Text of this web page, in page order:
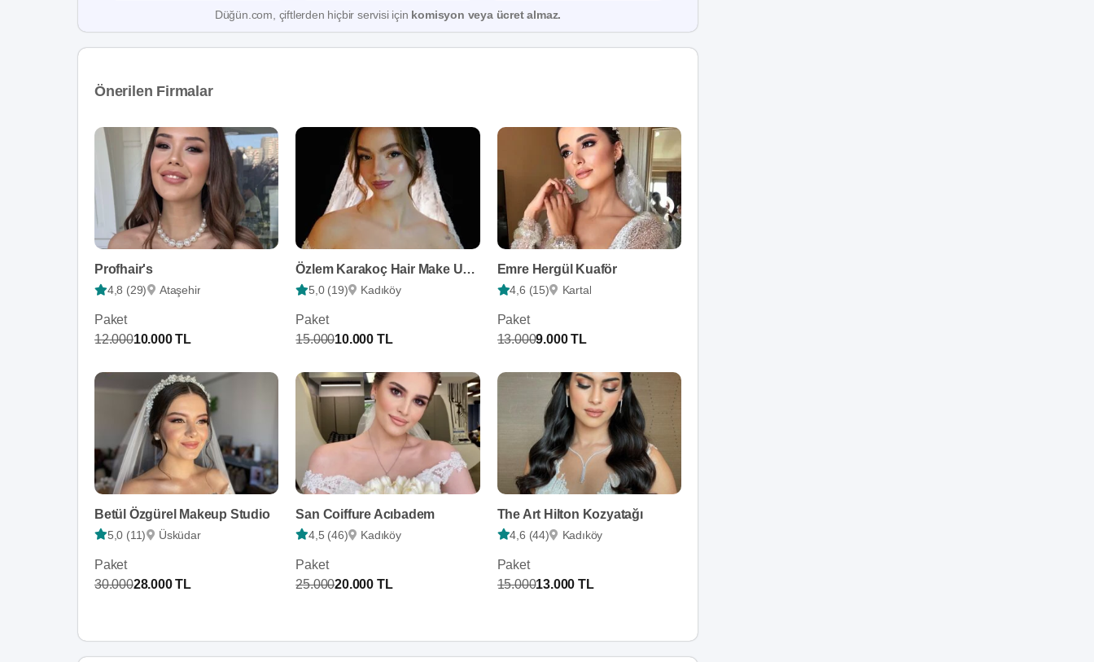
Düğün.com, çiftlerden hiçbir servisi için komisyon veya ücret almaz.
Önerilen Firmalar
Profhair's
4,8 (29) Ataşehir
Paket
12.00010.000 TL
Özlem Karakoç Hair Make Up Artist
5,0 (19) Kadıköy
Paket
15.00010.000 TL
Emre Hergül Kuaför
4,6 (15) Kartal
Paket
13.0009.000 TL
Betül Özgürel Makeup Studio
5,0 (11) Üsküdar
Paket
30.00028.000 TL
San Coiffure Acıbadem
4,5 (46) Kadıköy
Paket
25.00020.000 TL
The Art Hilton Kozyatağı
4,6 (44) Kadıköy
Paket
15.00013.000 TL